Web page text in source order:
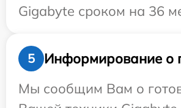
Gigabyte сроком на 36
5
Информирование о
Мы сообщим Вам о